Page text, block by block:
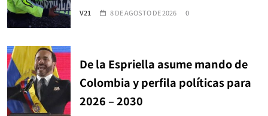
V21 8 DE AGOSTO DE 2026 0
De la Espriella asume mando de
Colombia y perfila políticas para
2026 – 2030